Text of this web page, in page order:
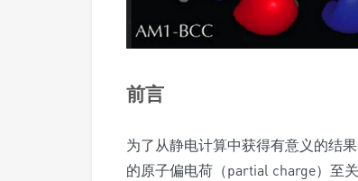
前言
为了从静电计算中获得有意义的结
的原子偏电荷（partial charge）至关